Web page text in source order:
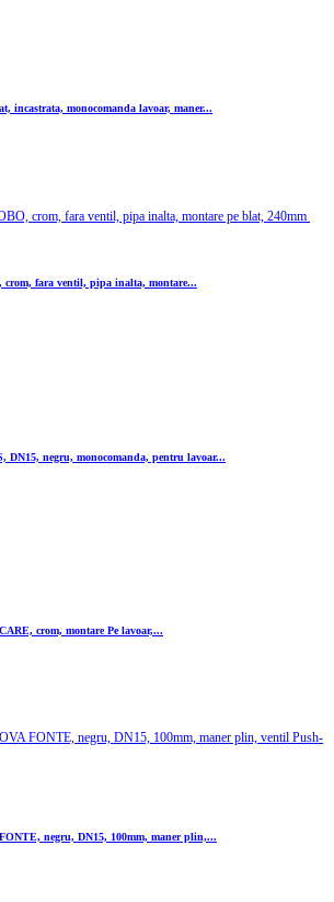
incastrata, monocomanda lavoar, maner...
fara ventil, pipa inalta, montare...
DN15, negru, monocomanda, pentru lavoar...
crom, montare Pe lavoar,...
negru, DN15, 100mm, maner plin,...